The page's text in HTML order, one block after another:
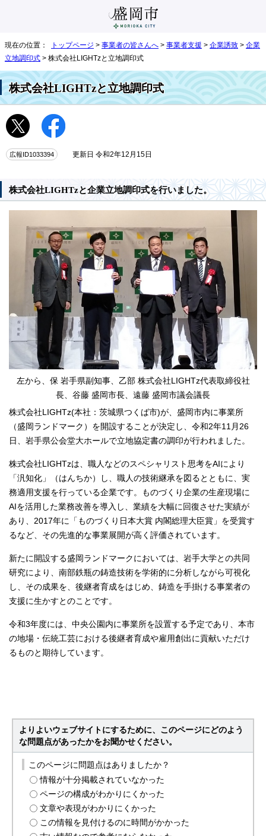
現在の位置： トップページ > 事業者の皆さんへ > 事業者支援 > 企業誘致 > 企業
立地調印式 > 株式会社LIGHTzと立地調印式
株式会社LIGHTzと立地調印式
広報ID1033394 更新日 令和2年12月15日
株式会社LIGHTzと企業立地調印式を行いました。
左から、保 岩手県副知事、乙部 株式会社LIGHTz代表取締役社
長、谷藤 盛岡市長、遠藤 盛岡市議会議長
株式会社LIGHTz(本社：茨城県つくば市)が、盛岡市内に事業所
（盛岡ランドマーク）を開設することが決定し、令和2年11月26
日、岩手県公会堂大ホールで立地協定書の調印が行われました。
株式会社LIGHTzは、職人などのスペシャリスト思考をAIにより
「汎知化」（はんちか）し、職人の技術継承を図るとともに、実
務適用支援を行っている企業です。ものづくり企業の生産現場に
AIを活用した業務改善を導入し、業績を大幅に回復させた実績が
あり、2017年に「ものづくり日本大賞 内閣総理大臣賞」を受賞す
るなど、その先進的な事業展開が高く評価されています。
新たに開設する盛岡ランドマークにおいては、岩手大学との共同
研究により、南部鉄瓶の鋳造技術を学術的に分析しながら可視化
し、その成果を、後継者育成をはじめ、鋳造を手掛ける事業者の
支援に生かすとのことです。
令和3年度には、中央公園内に事業所を設置する予定であり、本市
の地場・伝統工芸における後継者育成や雇用創出に貢献いただけ
るものと期待しています。
よりよいウェブサイトにするために、このページにどのよう
な問題点があったかをお聞かせください。
このページに問題点はありましたか？
情報が十分掲載されていなかった
ページの構成がわかりにくかった
文章や表現がわかりにくかった
この情報を見付けるのに時間がかかった